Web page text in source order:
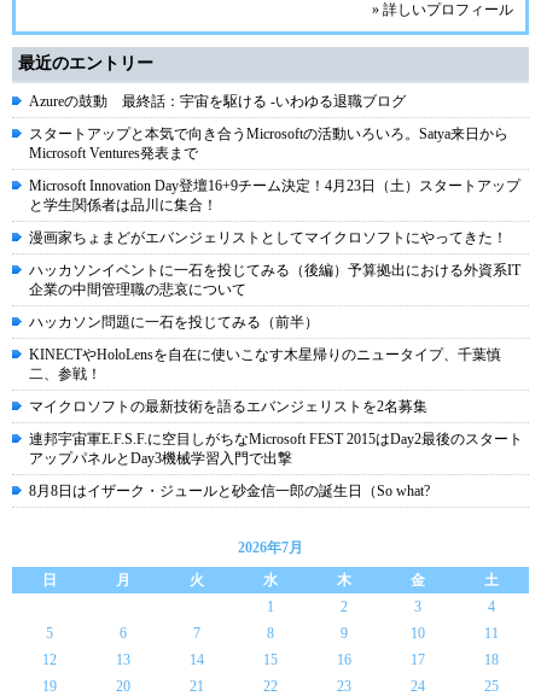
» 詳しいプロフィール
最近のエントリー
Azureの鼓動 最終話：宇宙を駆ける -いわゆる退職ブログ
スタートアップと本気で向き合うMicrosoftの活動いろいろ。Satya来日から
Microsoft Ventures発表まで
Microsoft Innovation Day登壇16+9チーム決定！4月23日（土）スタートアップ
と学生関係者は品川に集合！
漫画家ちょまどがエバンジェリストとしてマイクロソフトにやってきた！
ハッカソンイベントに一石を投じてみる（後編）予算拠出における外資系IT
企業の中間管理職の悲哀について
ハッカソン問題に一石を投じてみる（前半）
KINECTやHoloLensを自在に使いこなす木星帰りのニュータイプ、千葉慎
二、参戦！
マイクロソフトの最新技術を語るエバンジェリストを2名募集
連邦宇宙軍E.F.S.F.に空目しがちなMicrosoft FEST 2015はDay2最後のスタート
アップパネルとDay3機械学習入門で出撃
8月8日はイザーク・ジュールと砂金信一郎の誕生日（So what?
2026年7月
日
月 火 水 木 金
土
1
2 3
4
5
6 7 8 9 10
11
12
13 14 15 16 17
18
19
20 21 22 23 24
25